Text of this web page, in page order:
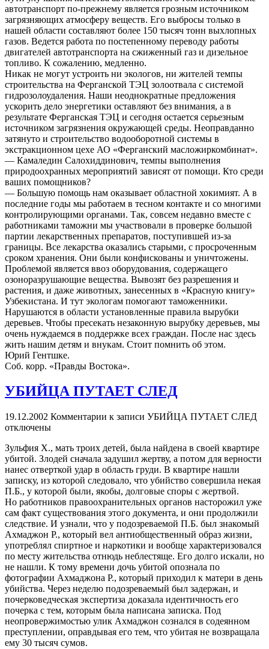
автотранспорт по-прежнему является грозным источником
загрязняющих атмосферу веществ. Его выбросы только в
нашей области составляют более 150 тысяч тонн выхлопных
газов. Ведется работа по постепенному переводу работы
двигателей автотранспорта на сжиженный газ и дизельное
топливо. К сожалению, медленно.
Никак не могут устроить ни экологов, ни жителей темпы
строительства на Ферганской ТЭЦ золоотвала с системой
гидрозолоудаления. Наши неоднократные предложения
ускорить дело энергетики оставляют без внимания, а в
результате Ферганская ТЭЦ и сегодня остается серьезным
источником загрязнения окружающей среды. Неоправданно
затянуто и строительство водооборотной системы в
экстракционном цехе АО «Ферганский масложиркомбинат».
— Камаледин Салохиддинович, темпы выполнения
природоохранных мероприятий зависят от помощи. Кто среди
ваших помощников?
— Большую помощь нам оказывает областной хокимият. А в
последние годы мы работаем в тесном контакте и со многими
контролирующими органами. Так, совсем недавно вместе с
работниками таможни мы участвовали в проверке большой
партии лекарственных препаратов, поступившей из-за
границы. Все лекарства оказались старыми, с просроченным
сроком хранения. Они были конфискованы и уничтожены.
Проблемой является ввоз оборудования, содержащего
озоноразрушающие вещества. Вывозят без разрешения и
растения, и даже животных, занесенных в «Красную книгу»
Узбекистана. И тут экологам помогают таможенники.
Нарушаются в области установленные правила вырубки
деревьев. Чтобы пресекать незаконную вырубку деревьев, мы
очень нуждаемся в поддержке всех граждан. После нас здесь
жить нашим детям и внукам. Стоит помнить об этом.
Юрий Гентшке.
Соб. корр. «Правды Востока».
УБИЙЦА ПУТАЕТ СЛЕД
19.12.2002 Комментарии к записи УБИЙЦА ПУТАЕТ СЛЕД
отключены
Зульфия Х., мать троих детей, была найдена в своей квартире
убитой. Злодей сначала задушил жертву, а потом для верности
нанес отверткой удар в область груди. В квартире нашли
записку, из которой следовало, что убийство совершила некая
П.Б., у которой были, якобы, долговые споры с жертвой.
Но работников правоохранительных органов насторожил уже
сам факт существования этого документа, и они продолжили
следствие. И узнали, что у подозреваемой П.Б. был знакомый
Ахмаджон Р., который вел антиобщественный образ жизни,
употреблял спиртное и наркотики и вообще характеризовался
по месту жительства отнюдь неблестяще. Его долго искали, но
не нашли. К тому времени дочь убитой опознала по
фотографии Ахмаджона Р., который приходил к матери в день
убийства. Через неделю подозреваемый был задержан, и
почерковедческая экспертиза доказала идентичность его
почерка с тем, которым была написана записка. Под
неопровержимостью улик Ахмаджон сознался в содеянном
преступлении, оправдывая его тем, что убитая не возвращала
ему 30 тысяч сумов.